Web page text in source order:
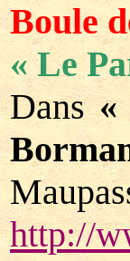
Boule
« Le
Dans «
http://